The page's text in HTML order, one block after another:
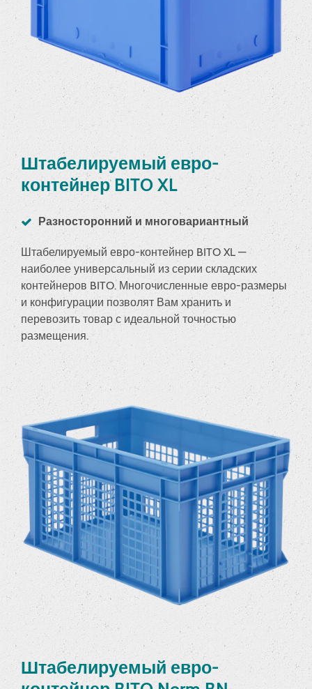
Штабелируемый евро-
контейнер BITO XL
Разносторонний и многовариантный
Штабелируемый евро-контейнер BITO XL —
наиболее универсальный из серии складских
контейнеров BITO. Многочисленные евро-размеры
и конфигурации позволят Вам хранить и
перевозить товар с идеальной точностью
размещения.
Штабелируемый евро-